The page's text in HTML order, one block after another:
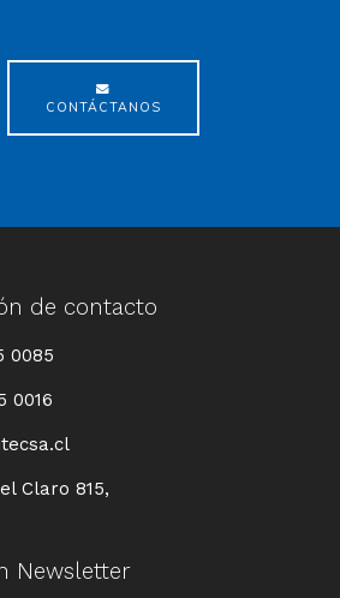
CONTÁCTANOS
de contacto
0085
0016
Claro 815,
Newsletter